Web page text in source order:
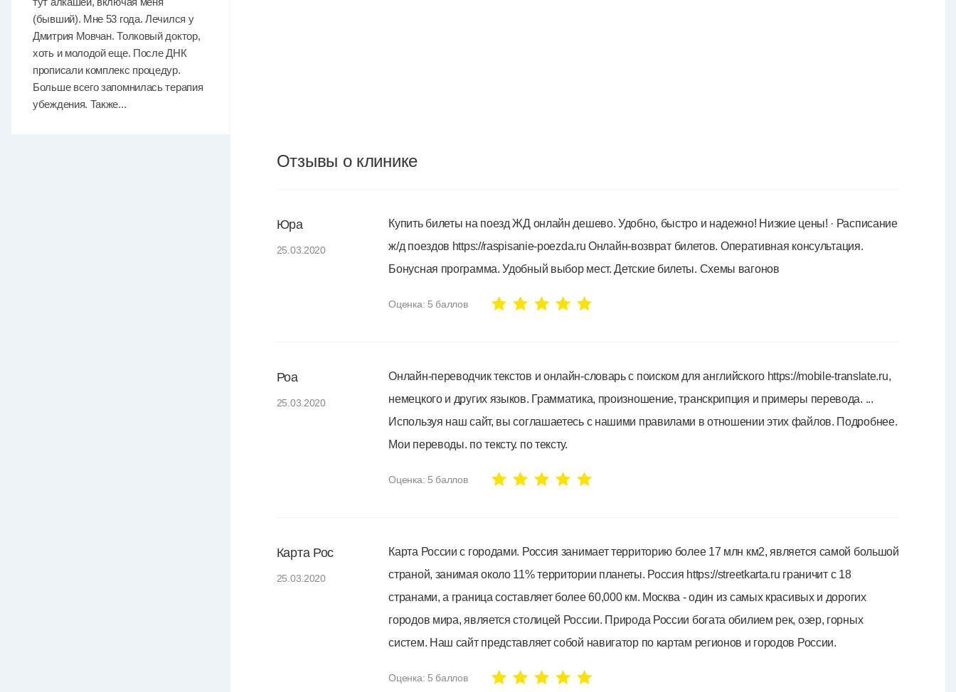
Отзывы о клинике
Юра
25.03.2020
Купить билеты на поезд ЖД онлайн дешево. Удобно, быстро и надежно! Низкие цены! · Расписание
ж/д поездов https://raspisanie-poezda.ru Онлайн-возврат билетов. Оперативная консультация.
Бонусная программа. Удобный выбор мест. Детские билеты. Схемы вагонов
Оценка: 5 баллов
Роа
25.03.2020
Онлайн-переводчик текстов и онлайн-словарь с поиском для английского https://mobile-translate.ru,
немецкого и других языков. Грамматика, произношение, транскрипция и примеры перевода. ...
Используя наш сайт, вы соглашаетесь с нашими правилами в отношении этих файлов. Подробнее.
Мои переводы. по тексту. по тексту.
Оценка: 5 баллов
Карта Рос
25.03.2020
Карта России с городами. Россия занимает территорию более 17 млн км2, является самой большой
страной, занимая около 11% территории планеты. Россия https://streetkarta.ru граничит с 18
странами, а граница составляет более 60,000 км. Москва - один из самых красивых и дорогих
городов мира, является столицей России. Природа России богата обилием рек, озер, горных
систем. Наш сайт представляет собой навигатор по картам регионов и городов России.
Оценка: 5 баллов
(бывший). Мне 53 года. Лечился у
Дмитрия Мовчан. Толковый доктор,
хоть и молодой еще. После ДНК
прописали комплекс процедур.
Больше всего запомнилась терапия
убеждения. Также...